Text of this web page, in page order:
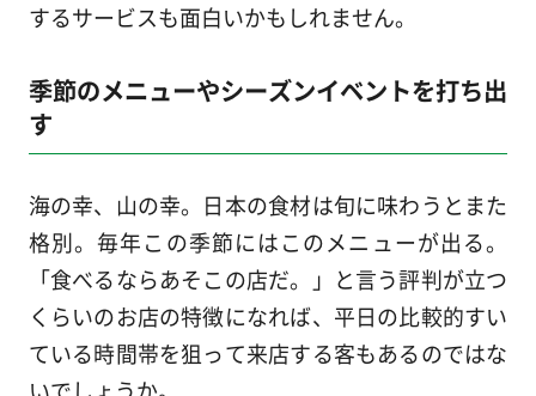
するサービスも面白いかもしれません。
季節のメニューやシーズンイベントを打ち出
す
海の幸、山の幸。日本の食材は旬に味わうとまた
格別。毎年この季節にはこのメニューが出る。
「食べるならあそこの店だ。」と言う評判が立つ
くらいのお店の特徴になれば、平日の比較的すい
ている時間帯を狙って来店する客もあるのではな